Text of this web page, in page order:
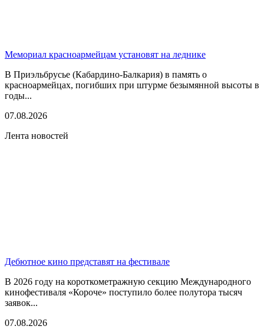
Мемориал красноармейцам установят на леднике
В Приэльбрусье (Кабардино-Балкария) в память о
красноармейцах, погибших при штурме безымянной высоты в
годы...
07.08.2026
Лента новостей
Дебютное кино представят на фестивале
В 2026 году на короткометражную секцию Международного
кинофестиваля «Короче» поступило более полутора тысяч
заявок...
07.08.2026